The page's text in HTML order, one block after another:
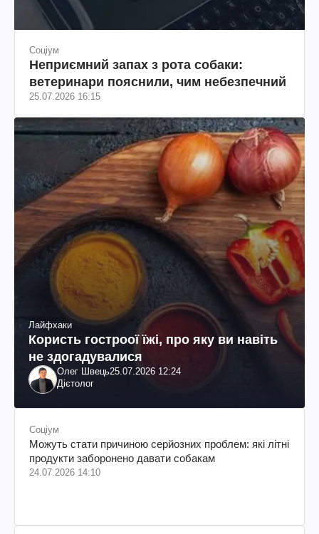
Соціум
Неприємний запах з рота собаки:
ветеринари пояснили, чим небезпечний
25.07.2026 16:15
Лайфхаки
Користь гостроої їжі, про яку ви навіть
не здогадувалися
Олег Швець25.07.2026 12:24
Дієтолог
Соціум
Можуть стати причиною серйозних проблем: які літні
продукти заборонено давати собакам
24.07.2026 14:10